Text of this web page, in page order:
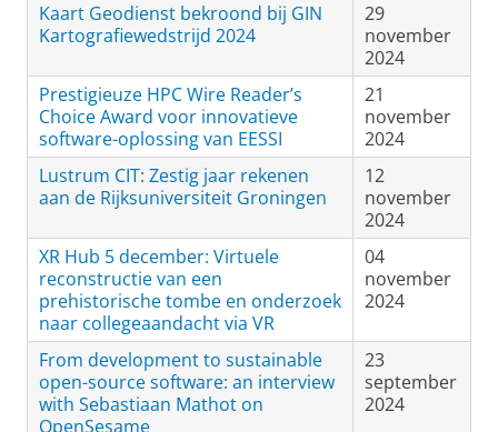
Kaart Geodienst bekroond bij GIN
Kartografiewedstrijd 2024
29
november
2024
Prestigieuze HPC Wire Reader’s
Choice Award voor innovatieve
software-oplossing van EESSI
21
november
2024
Lustrum CIT: Zestig jaar rekenen
aan de Rijksuniversiteit Groningen
12
november
2024
XR Hub 5 december: Virtuele
reconstructie van een
prehistorische tombe en onderzoek
naar collegeaandacht via VR
04
november
2024
From development to sustainable
open-source software: an interview
with Sebastiaan Mathot on
OpenSesame
23
september
2024